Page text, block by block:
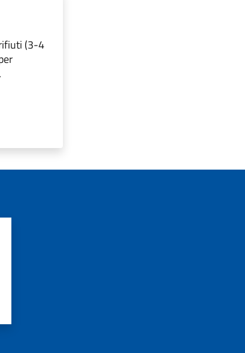
(3-4